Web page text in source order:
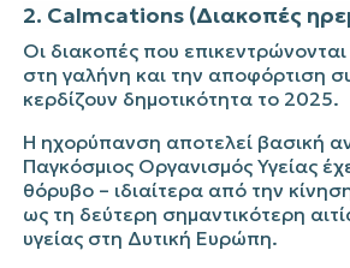
2. Calmcations (Διακοπές
Οι διακοπές που
στη γαλήνη και την αποφόρτιση
κερδίζουν δημοτικότητα το 2025.
Η ηχορύπανση αποτελεί βασική
Παγκόσμιος Οργανισμός Υγείας
θόρυβο – ιδιαίτερα από την
ως τη δεύτερη σημαντικότερη
υγείας στη Δυτική Ευρώπη.